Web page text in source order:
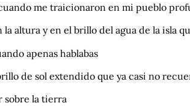
me traicionaron en mi pueblo
altura y en el brillo del agua de la isla
apenas hablabas
de sol extendido que ya casi no
sobre la tierra